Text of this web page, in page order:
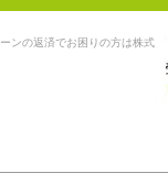
ンの返済でお困りの方は株式